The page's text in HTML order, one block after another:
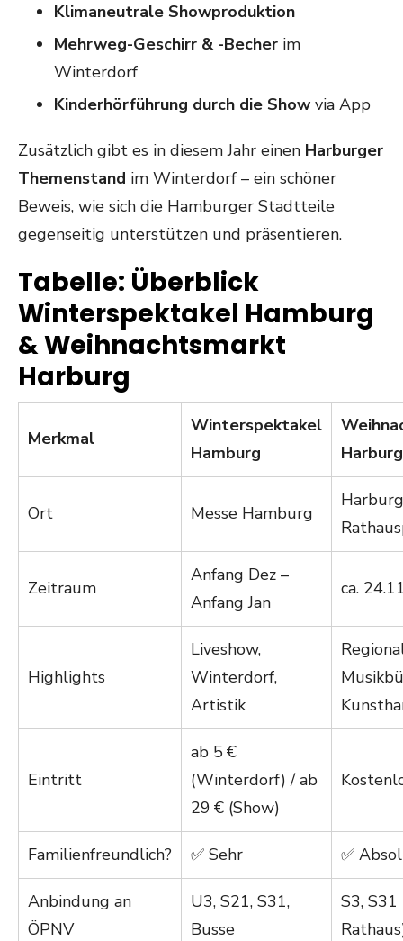
Klimaneutrale Showproduktion
Mehrweg-Geschirr & -Becher im
Winterdorf
Kinderhörführung durch die Show via App
Zusätzlich gibt es in diesem Jahr einen Harburger
Themenstand im Winterdorf – ein schöner
Beweis, wie sich die Hamburger Stadtteile
gegenseitig unterstützen und präsentieren.
Tabelle: Überblick
Winterspektakel Hamburg
& Weihnachtsmarkt
Harburg
Merkmal
Winterspektakel
Hamburg
Harburg
Ort Messe Hamburg
Zeitraum
Anfang Dez –
Anfang Jan
ca.
Highlights
Liveshow,
Winterdorf,
Artistik
Eintritt
ab 5 €
(Winterdorf) / ab
29 € (Show)
Familienfreundlich? ✅ Sehr ✅
Anbindung an
ÖPNV
U3, S21, S31,
Busse
S3,